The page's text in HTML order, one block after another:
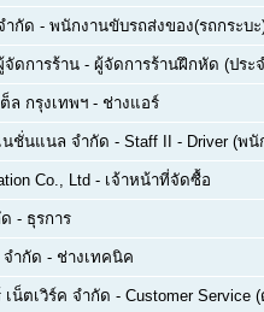
ำกัด - พนักงานขับรถส่งของ(รถกระบะ
จัดการร้าน - ผู้จัดการร้านฝึกหัด (ประ
ล กรุงเทพฯ - ช่างแอร์
นชั่นแนล จำกัด - Staff II - Driver (พ
Co., Ltd - เจ้าหน้าที่จัดซื้อ
- ธุรการ
ำกัด - ช่างเทคนิค
น็ตเวิร์ค จำกัด - Customer Service